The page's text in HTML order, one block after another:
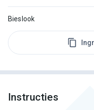
Bieslook
Instructies